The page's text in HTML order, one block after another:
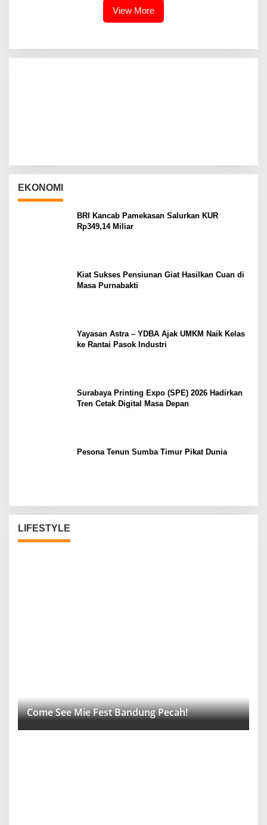
View More
EKONOMI
BRI Kancab Pamekasan Salurkan KUR
Rp349,14 Miliar
Kiat Sukses Pensiunan Giat Hasilkan Cuan di
Masa Purnabakti
Yayasan Astra – YDBA Ajak UMKM Naik Kelas
ke Rantai Pasok Industri
Surabaya Printing Expo (SPE) 2026 Hadirkan
Tren Cetak Digital Masa Depan
Pesona Tenun Sumba Timur Pikat Dunia
LIFESTYLE
Come See Mie Fest Bandung Pecah!